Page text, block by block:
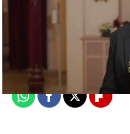
Publicado: 23 de
WhatsappFacebook
X